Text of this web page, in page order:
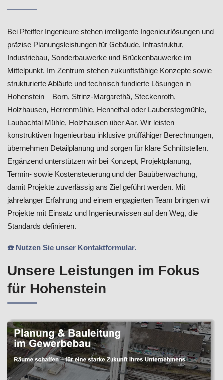
Bei Pfeiffer Ingenieure stehen intelligente Ingenieurlösungen und
präzise Planungsleistungen für Gebäude, Infrastruktur,
Industriebau, Sonderbauwerke und Brückenbauwerke im
Mittelpunkt. Im Zentrum stehen zukunftsfähige Konzepte sowie
strukturierte Abläufe und technisch fundierte Lösungen in
Hohenstein – Born, Strinz-Margarethä, Steckenroth,
Holzhausen, Herrenmühle, Hennethal oder Lauberstegmühle,
Laubachtal Mühle, Holzhausen über Aar. Wir leisten
konstruktiven Ingenieurbau inklusive prüffähiger Berechnungen,
übernehmen Detailplanung und sorgen für klare Schnittstellen.
Ergänzend unterstützen wir bei Konzept, Projektplanung,
Termin- sowie Kostensteuerung und der Bauüberwachung,
damit Projekte zuverlässig ans Ziel geführt werden. Mit
jahrelanger Erfahrung und einem engagierten Team bringen wir
Projekte mit Einsatz und Ingenieurwissen auf den Weg, die
Standards definieren.
☎️ Nutzen Sie unser Kontaktformular.
Unsere Leistungen im Fokus
für Hohenstein